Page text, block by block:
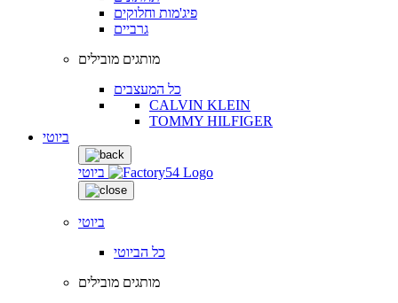
פיג'מות וחלוקים
גרביים
מותגים מובילים
כל המעצבים
CALVIN KLEIN
TOMMY HILFIGER
ביוטי
ביוטי
ביוטי
כל הביוטי
מותגים מובילים